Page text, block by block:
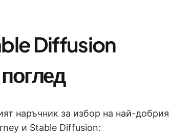
Diffusion
наръчник за избор на най-добрия
и Stable Diffusion: